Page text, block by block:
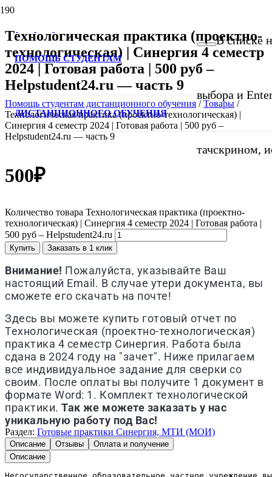
ПОМОЩЬ СТУДЕНТАМ
ДИСТАНЦИОННОГО ОБУЧЕНИЯ
В списке
выбора и
тачскрином,
Технологическая практика (проектно-
технологическая) | Синергия 4 семестр
2024 | Готовая работа | 500 руб –
Helpstudent24.ru — часть 9
Помощь студентам дистанционного обучения /Товары /
Технологическая практика (проектно-технологическая) |
Синергия 4 семестр 2024 | Готовая работа | 500 руб –
Helpstudent24.ru — часть 9
500₽
Количество товара Технологическая практика (проектно-
технологическая) | Синергия 4 семестр 2024 | Готовая работа |
500 руб – Helpstudent24.ru
Купить Заказать в 1 клик
Внимание! Пожалуйста, указывайте Ваш
настоящий Email. В случае утери документа, вы
сможете его скачать на почте!
Здесь вы можете купить готовый отчет по
Технологическая (проектно-технологическая)
практика 4 семестр Синергия. Работа была
сдана в 2024 году на "зачет". Ниже прилагаем
все индивидуальное задание для сверки со
своим. После оплаты вы получите 1 документ в
формате Word: 1. Комплект технологической
практики.Так же можете заказать у нас
уникальную работу под Вас!
Раздел: Готовые практики Синергия, МТИ (МОИ)
Описание Отзывы
Оплата и получение
Описание